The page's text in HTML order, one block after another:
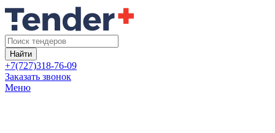
Найти
+7(727)318-76-09
Заказать звонок
Меню